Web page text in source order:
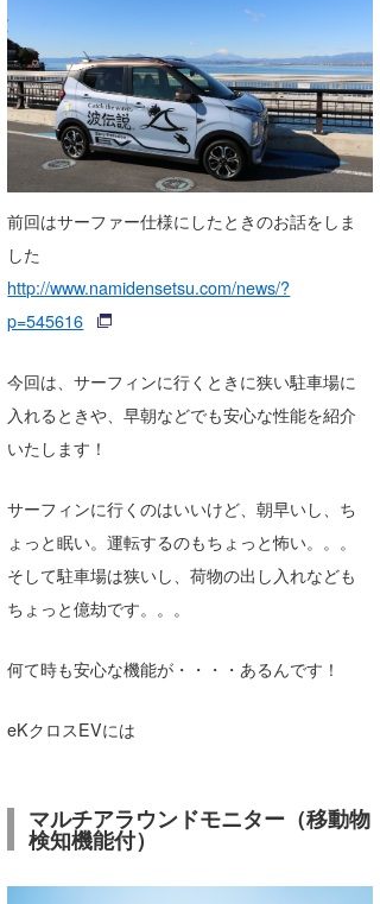
前回はサーファー仕様にしたときのお話をしま
した
http://www.namidensetsu.com/news/?
p=545616
今回は、サーフィンに行くときに狭い駐車場に
入れるときや、早朝などでも安心な性能を紹介
いたします！
サーフィンに行くのはいいけど、朝早いし、ち
ょっと眠い。運転するのもちょっと怖い。。。
そして駐車場は狭いし、荷物の出し入れなども
ちょっと億劫です。。。
何て時も安心な機能が・・・・あるんです！
eKクロスEVには
マルチアラウンドモニター（移動物
検知機能付）
四国
沖縄
サーファーズ
ライター/寄稿メディア
Naoya Kimoto
mitsuteru Kamio
Yasunari Inoue
Yoshiyuki Obata
arukasvision
メディア
SURFMEDIA
Colors MAGAZINE
WAVAL
波伝説アンバサダー/プロライダー
福島寿実子
中浦“JET”章
嵯峨明日香
大野”MAR”修聖
波伝説スタッフ
☆加藤
+☆maki☆+
H
波伝説